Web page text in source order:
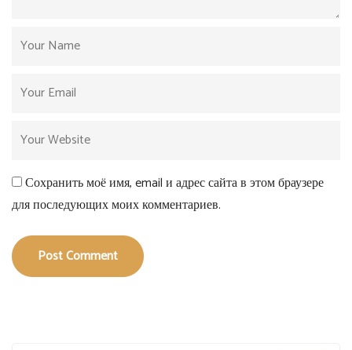
Сохранить моё имя, email и адрес сайта в этом браузере
для последующих моих комментариев.
Post Comment